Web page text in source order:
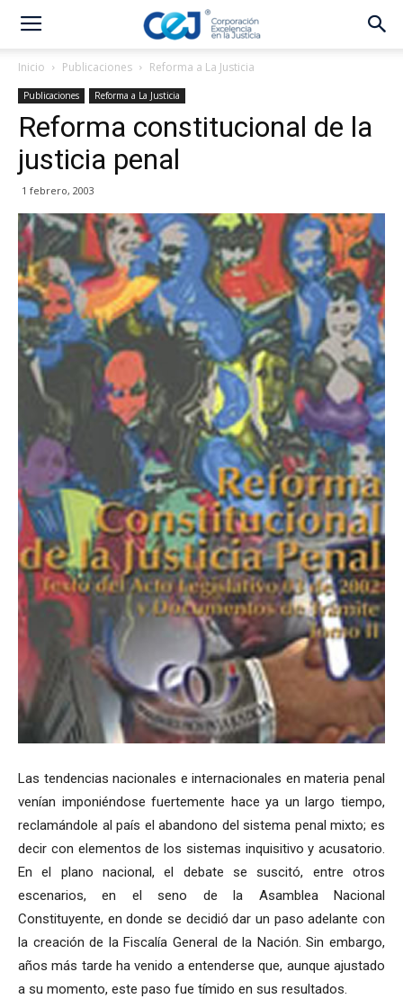
Inicio Publicaciones Reforma a La Justicia
Publicaciones Reforma a La Justicia
Reforma constitucional de la
justicia penal
1 febrero, 2003
Las tendencias nacionales e internacionales en materia penal
venían imponiéndose fuertemente hace ya un largo tiempo,
reclamándole al país el abandono del sistema penal mixto; es
decir con elementos de los sistemas inquisitivo y acusatorio.
En el plano nacional, el debate se suscitó, entre otros
escenarios, en el seno de la Asamblea Nacional
Constituyente, en donde se decidió dar un paso adelante con
la creación de la Fiscalía General de la Nación. Sin embargo,
años más tarde ha venido a entenderse que, aunque ajustado
a su momento, este paso fue tímido en sus resultados.